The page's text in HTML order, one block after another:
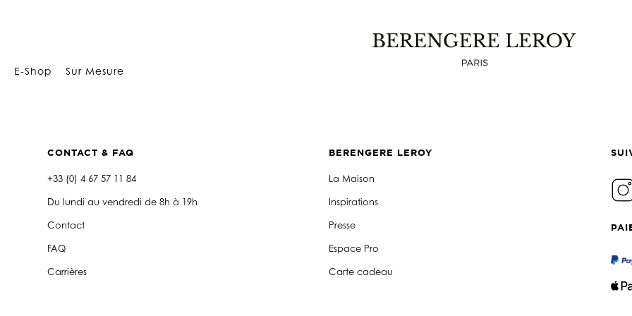
E-Shop Sur Mesure
CONTACT & FAQ
+33 (0) 4 67 57 11 84
Du lundi au vendredi de 8h à 19h
Contact
FAQ
Carrières
BERENGERE LEROY
La Maison
Inspirations
Presse
Espace Pro
Carte cadeau